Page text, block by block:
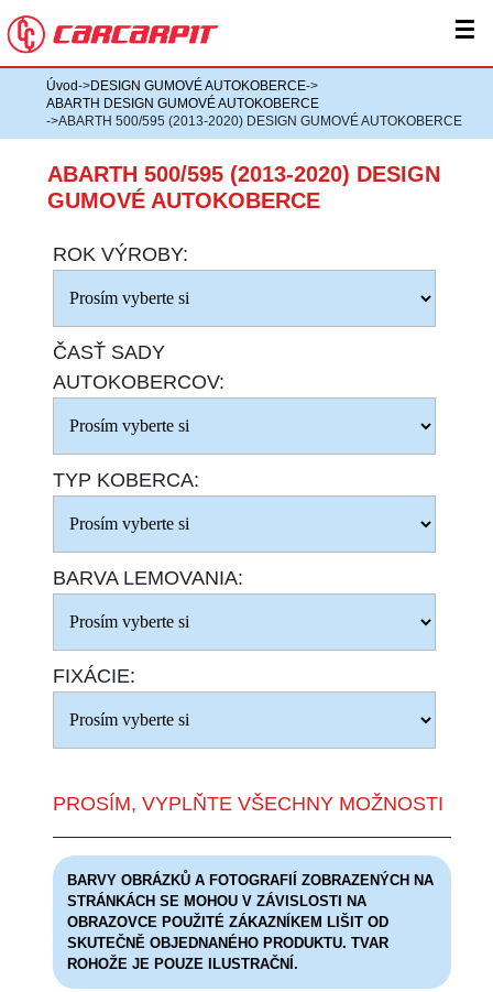
☰
Úvod->DESIGN GUMOVÉ AUTOKOBERCE->
ABARTH DESIGN GUMOVÉ AUTOKOBERCE
->ABARTH 500/595 (2013-2020) DESIGN GUMOVÉ AUTOKOBERCE
ABARTH 500/595 (2013-2020) DESIGN
GUMOVÉ AUTOKOBERCE
ROK VÝROBY:
ČASŤ SADY
AUTOKOBERCOV:
TYP KOBERCA:
BARVA LEMOVANIA:
FIXÁCIE:
PROSÍM, VYPLŇTE VŠECHNY MOŽNOSTI
BARVY OBRÁZKŮ A FOTOGRAFIÍ ZOBRAZENÝCH NA
STRÁNKÁCH SE MOHOU V ZÁVISLOSTI NA
OBRAZOVCE POUŽITÉ ZÁKAZNÍKEM LIŠIT OD
SKUTEČNĚ OBJEDNANÉHO PRODUKTU. TVAR
ROHOŽE JE POUZE ILUSTRAČNÍ.